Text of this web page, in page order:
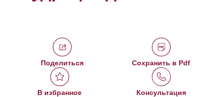
Поделиться Сохранить в Pdf
В избранное Консультация